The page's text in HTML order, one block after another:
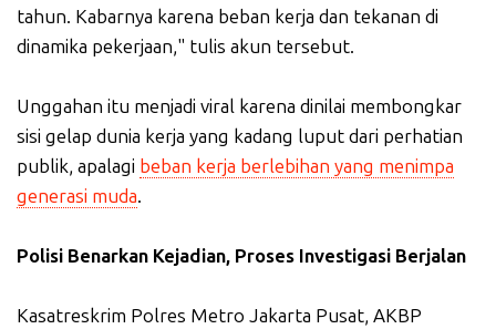
tahun. Kabarnya karena beban kerja dan tekanan di
dinamika pekerjaan," tulis akun tersebut.
Unggahan itu menjadi viral karena dinilai membongkar
sisi gelap dunia kerja yang kadang luput dari perhatian
publik, apalagi beban kerja berlebihan yang menimpa
generasi muda.
Polisi Benarkan Kejadian, Proses Investigasi Berjalan
Kasatreskrim Polres Metro Jakarta Pusat, AKBP